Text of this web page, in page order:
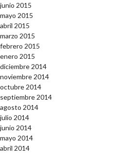
junio 2015
mayo 2015
abril 2015
marzo 2015
febrero 2015
enero 2015
diciembre 2014
noviembre 2014
octubre 2014
septiembre 2014
agosto 2014
julio 2014
junio 2014
mayo 2014
abril 2014